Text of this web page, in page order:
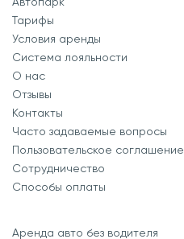
Тарифы
Условия аренды
Система лояльности
О нас
Отзывы
Контакты
Часто задаваемые вопросы
Пользовательское соглашение
Сотрудничество
Способы оплаты
Аренда авто без водителя